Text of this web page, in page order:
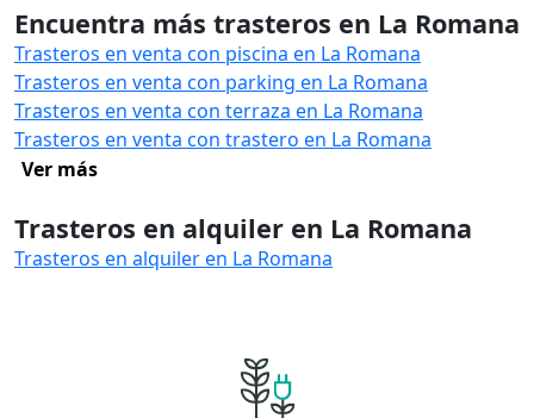
Encuentra más trasteros en La Romana
Trasteros en venta con piscina en La Romana
Trasteros en venta con parking en La Romana
Trasteros en venta con terraza en La Romana
Trasteros en venta con trastero en La Romana
Ver más
Trasteros en alquiler en La Romana
Trasteros en alquiler en La Romana